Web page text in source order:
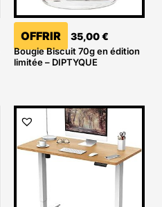
OFFRIR 35,00€
Bougie Biscuit 70g en édition
limitée – DIPTYQUE